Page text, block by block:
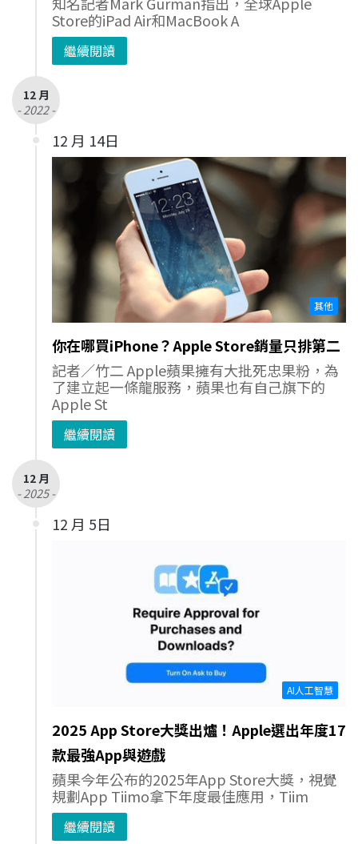
Store的iPad Air和MacBook A
繼續閱讀
12 月
- 2022 -
12 月 14日
其他
你在哪買iPhone？Apple Store銷量只排第二
記者／竹二 Apple蘋果擁有大批死忠果粉，為
了建立起一條龍服務，蘋果也有自己旗下的
Apple St
繼續閱讀
12 月
- 2025 -
12 月 5日
AI人工智慧
2025 App Store大獎出爐！Apple選出年度17
款最強App與遊戲
蘋果今年公布的2025年App Store大獎，視覺
規劃App Tiimo拿下年度最佳應用，Tiim
繼續閱讀